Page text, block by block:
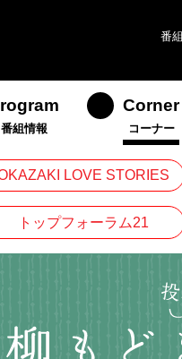
番
番組情報
Corner
コーナー
LOVE STORIES
トップフォーラム21